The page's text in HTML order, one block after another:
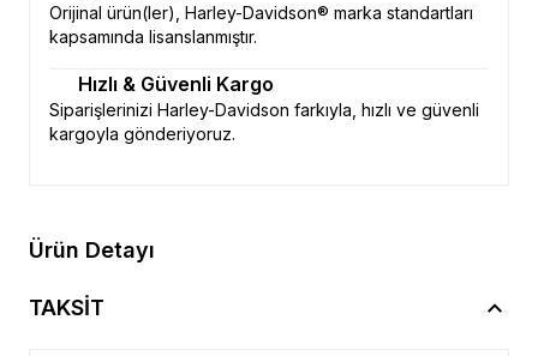
Orijinal ürün(ler), Harley-Davidson® marka standartları
kapsamında lisanslanmıştır.
Hızlı & Güvenli Kargo
Siparişlerinizi Harley-Davidson farkıyla, hızlı ve güvenli
kargoyla gönderiyoruz.
Ürün Detayı
TAKSİT